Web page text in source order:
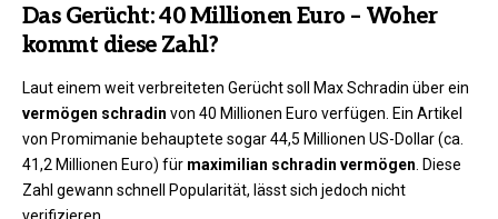
Das Gerücht: 40 Millionen Euro – Woher
kommt diese Zahl?
Laut einem weit verbreiteten Gerücht soll Max Schradin über ein
vermögen schradin von 40 Millionen Euro verfügen. Ein Artikel
von Promimanie behauptete sogar 44,5 Millionen US-Dollar (ca.
41,2 Millionen Euro) für maximilian schradin vermögen . Diese
Zahl gewann schnell Popularität, lässt sich jedoch nicht
verifizieren.